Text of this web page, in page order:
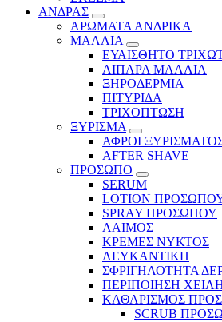
ΑΝΔΡΑΣ
ΑΡΩΜΑΤΑ ΑΝΔΡΙΚΑ
ΜΑΛΛΙΑ
ΕΥΑΙΣΘΗΤΟ
ΛΙΠΑΡΑ ΜΑΛΛΙΑ
ΞΗΡΟΔΕΡΜΙΑ
ΠΙΤΥΡΙΔΑ
ΤΡΙΧΟΠΤΩΣΗ
ΞΥΡΙΣΜΑ
ΑΦΡΟΙ
AFTER SHAVE
ΠΡΟΣΩΠΟ
SERUM
LOTION
SPRAY ΠΡΟΣΩΠΟΥ
ΛΑΙΜΟΣ
ΚΡΕΜΕΣ ΝΥΚΤΟΣ
ΛΕΥΚΑΝΤΙΚΗ
ΣΦΡΙΓΗΛΟΤΗΤΑ
ΠΕΡΙΠΟΙΗΣΗ
ΚΑΘΑΡΙΣΜΟΣ
SCRUB